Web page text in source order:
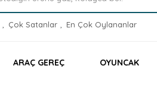
Çok Satanlar En Çok Oylananlar
ARAÇ GEREÇ OYUNCAK